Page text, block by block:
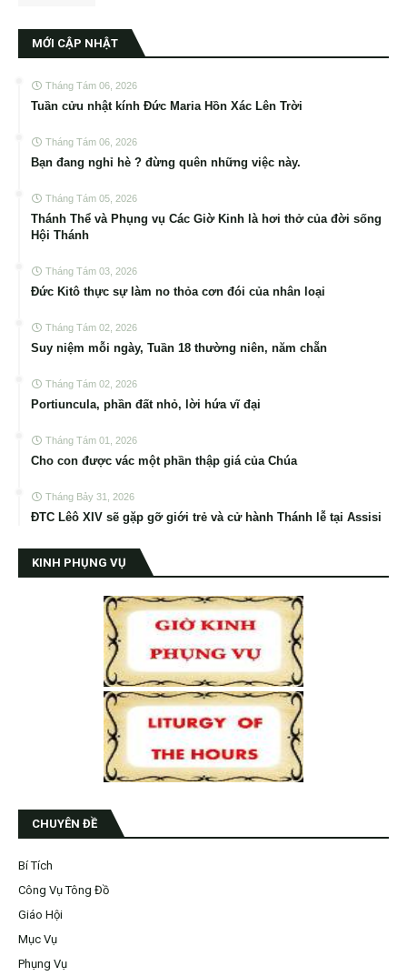
MỚI CẬP NHẬT
Tháng Tám 06, 2026
Tuần cửu nhật kính Đức Maria Hồn Xác Lên Trời
Tháng Tám 06, 2026
Bạn đang nghỉ hè ? đừng quên những việc này.
Tháng Tám 05, 2026
Thánh Thể và Phụng vụ Các Giờ Kinh là hơi thở của đời sống
Hội Thánh
Tháng Tám 03, 2026
Đức Kitô thực sự làm no thỏa cơn đói của nhân loại
Tháng Tám 02, 2026
Suy niệm mỗi ngày, Tuần 18 thường niên, năm chẵn
Tháng Tám 02, 2026
Portiuncula, phần đất nhỏ, lời hứa vĩ đại
Tháng Tám 01, 2026
Cho con được vác một phần thập giá của Chúa
Tháng Bảy 31, 2026
ĐTC Lêô XIV sẽ gặp gỡ giới trẻ và cử hành Thánh lễ tại Assisi
KINH PHỤNG VỤ
CHUYÊN ĐỀ
Bí Tích
Công Vụ Tông Đồ
Giáo Hội
Mục Vụ
Phụng Vụ